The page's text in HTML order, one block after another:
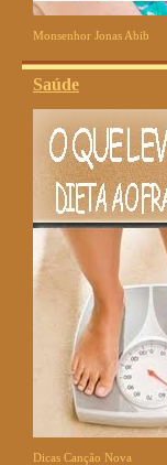
Monsenhor Jonas Abib
Saúde
Dicas Canção Nova